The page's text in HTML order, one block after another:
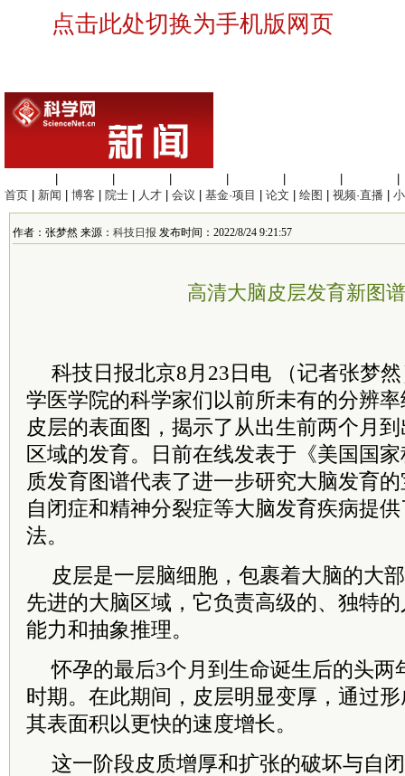
点击此处切换为手机版网页
首页
新闻 博客 院士 人才 会议 基金·项目 论文 绘图 视频·直播
作者：张梦然 来源： 科技日报 发布时间：2022/8/24 9:21:57
高清大脑皮层发育新图
科技日报北京8月23日电 （记者张梦
学医学院的科学家们以前所未有的分辨
皮层的表面图，揭示了从出生前两个月
区域的发育。日前在线发表于《美国国家
质发育图谱代表了进一步研究大脑发育
自闭症和精神分裂症等大脑发育疾病提
法。
皮层是一层脑细胞，包裹着大脑的大
先进的大脑区域，它负责高级的、独特
能力和抽象推理。
怀孕的最后3个月到生命诞生后的头两
时期。在此期间，皮层明显变厚，通过
其表面积以更快的速度增长。
这一阶段皮质增厚和扩张的破坏与自